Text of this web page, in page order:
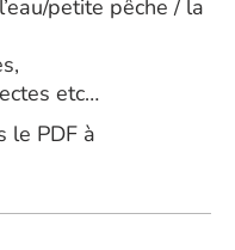
petite pêche / la
etc…
le PDF à